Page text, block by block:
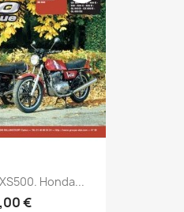
Honda...
€